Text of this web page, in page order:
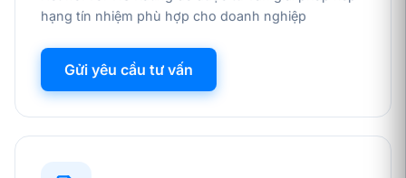
hạng tín nhiệm phù hợp cho doanh nghiệp
Gửi yêu cầu tư vấn